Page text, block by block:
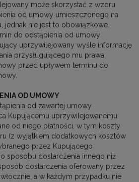
może skorzystać z wzoru
od umowy umieszczonego na
jednak nie jest to obowiązkowe.
do odstąpienia od umowy
uprzywilejowany wyśle informację
przysługującego mu prawa
przed upływem terminu do
OD UMOWY
od zawartej umowy
Kupującemu uprzywilejowanemu
od niego płatności, w tym koszty
(z wyjątkiem dodatkowych kosztów
przez Kupującego
sposobu dostarczenia innego niż
dostarczenia oferowany przez
a w każdym przypadku nie